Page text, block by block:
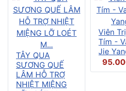
TÂY QUA
SƯƠNG QUẾ
LÂM HỖ TRỢ
NHIỆT MIỆNG
Viên
Tím -
Jie